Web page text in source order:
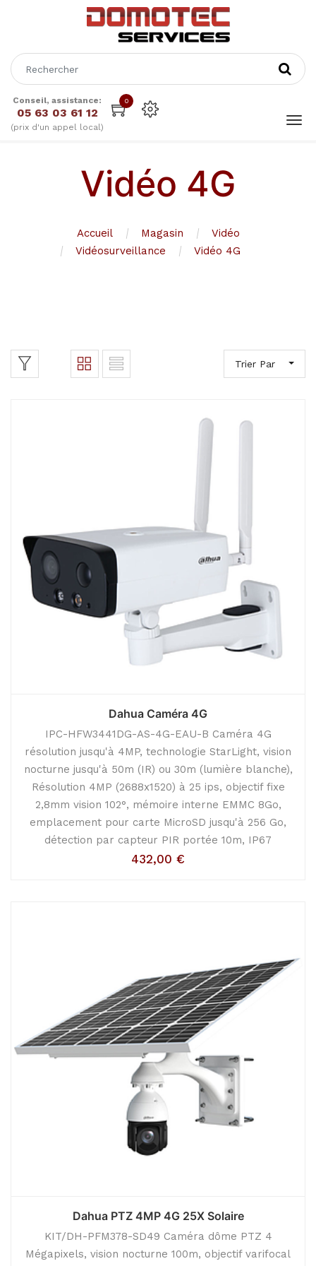
Conseil, assistance:
05 63 03 61 12
(prix d'un appel local)
0
Vidéo 4G
Accueil Magasin
Vidéo
Vidéosurveillance
Vidéo 4G
Trier Par
Dahua Caméra 4G
IPC-HFW3441DG-AS-4G-EAU-B Caméra 4G
résolution jusqu'à 4MP, technologie StarLight, vision
nocturne jusqu'à 50m (IR) ou 30m (lumière blanche),
Résolution 4MP (2688x1520) à 25 ips, objectif fixe
2,8mm vision 102°, mémoire interne EMMC 8Go,
emplacement pour carte MicroSD jusqu'à 256 Go,
détection par capteur PIR portée 10m, IP67
432,00 €
Dahua PTZ 4MP 4G 25X Solaire
KIT/DH-PFM378-SD49 Caméra dôme PTZ 4
Mégapixels, vision nocturne 100m, objectif varifocal